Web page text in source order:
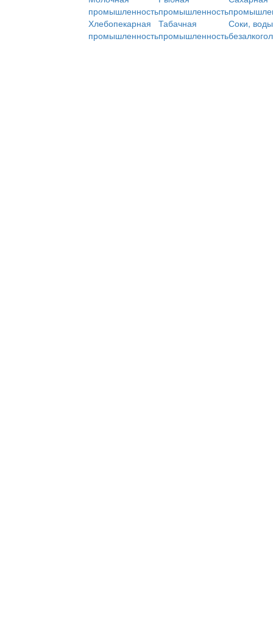
промышленностьпромышленность
Хлебопекарная
промышленность
Табачная
промышленность
Соки,